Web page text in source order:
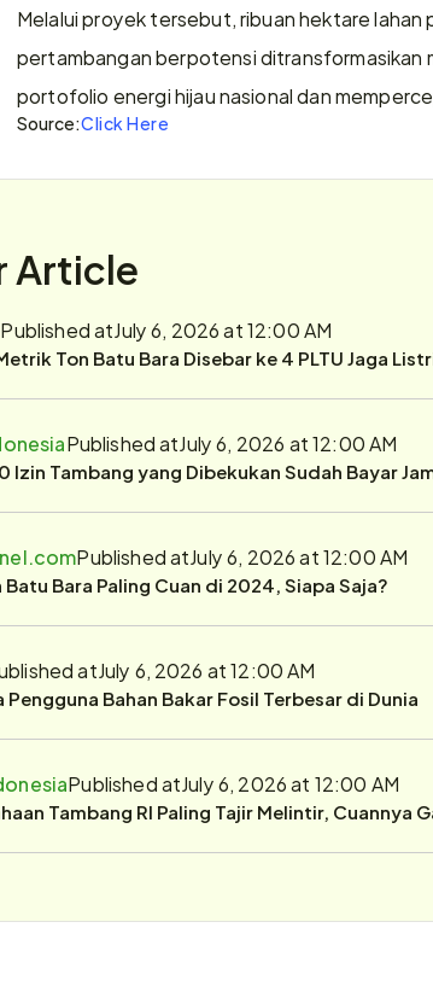
Melalui proyek tersebut, ribuan hektare
pertambangan berpotensi ditransformasikan
portofolio energi hijau nasional dan
Source:Click Here
Article
Published atJuly 6, 2026 at 12:00 AM
Ton Batu Bara Disebar ke 4 PLTU Jaga
Published atJuly 6, 2026 at 12:00 AM
Izin Tambang yang Dibekukan Sudah Bayar
Published atJuly 6, 2026 at 12:00 AM
Batu Bara Paling Cuan di 2024, Siapa Saja?
atJuly 6, 2026 at 12:00 AM
Pengguna Bahan Bakar Fosil Terbesar di Dunia
Published atJuly 6, 2026 at 12:00 AM
Tambang RI Paling Tajir Melintir, Cuannya